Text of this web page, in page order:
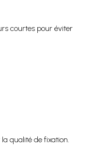
courtes pour éviter
qualité de fixation.